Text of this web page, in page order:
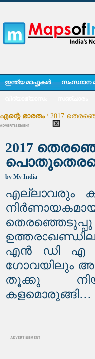
ഇന്ത്യ മാപ്പുകൾ സംസ്ഥാന
എന്റെ ഭാരതം/ 2017
2017
by My India
എല്ലാവരും
എൻ ഡി എ
ഗോവയിലും
തൂക്കു
കളമൊരുങ്ങി…